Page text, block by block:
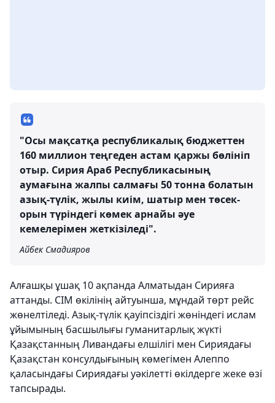
"Осы мақсатқа республикалық бюджеттен
160 миллион теңгеден астам қаржы бөлініп
отыр. Сирия Араб Республикасының
аумағына жалпы салмағы 50 тонна болатын
азық-түлік, жылы киім, шатыр мен төсек-
орын түріндегі көмек арнайы әуе
кемелерімен жеткізіледі".
Айбек Смадияров
Алғашқы ұшақ 10 ақпанда Алматыдан Сирияға
аттанды. СІМ өкілінің айтуынша, мұндай төрт рейс
жөнелтіледі. Азық-түлік қауіпсіздігі жөніндегі ислам
ұйымының басшылығы гуманитарлық жүкті
Қазақстанның Ливандағы елшілігі мен Сириядағы
Қазақстан консулдығының көмегімен Алеппо
қаласындағы Сириядағы уәкілетті өкілдерге жеке өзі
тапсырады.